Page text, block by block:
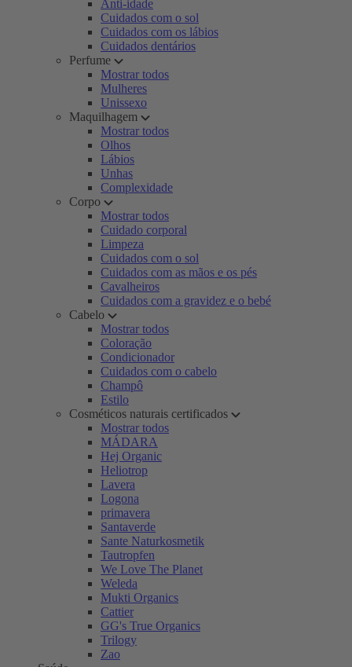
Anti-idade
Cuidados com o sol
Cuidados com os lábios
Cuidados dentários
Perfume
Mostrar todos
Mulheres
Unissexo
Maquilhagem
Mostrar todos
Olhos
Lábios
Unhas
Complexidade
Corpo
Mostrar todos
Cuidado corporal
Limpeza
Cuidados com o sol
Cuidados com as mãos e os pés
Cavalheiros
Cuidados com a gravidez e o bebé
Cabelo
Mostrar todos
Coloração
Condicionador
Cuidados com o cabelo
Champô
Estilo
Cosméticos naturais certificados
Mostrar todos
MÁDARA
Hej Organic
Heliotrop
Lavera
Logona
primavera
Santaverde
Sante Naturkosmetik
Tautropfen
We Love The Planet
Weleda
Mukti Organics
Cattier
GG's True Organics
Trilogy
Zao